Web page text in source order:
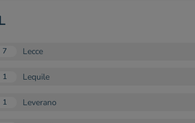
7 Lecce
1 Lequile
1 Leverano